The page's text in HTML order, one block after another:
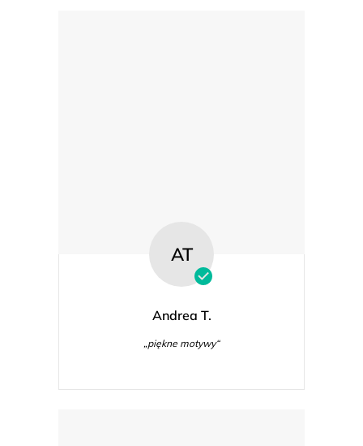
AT
Andrea T.
„piękne motywy“